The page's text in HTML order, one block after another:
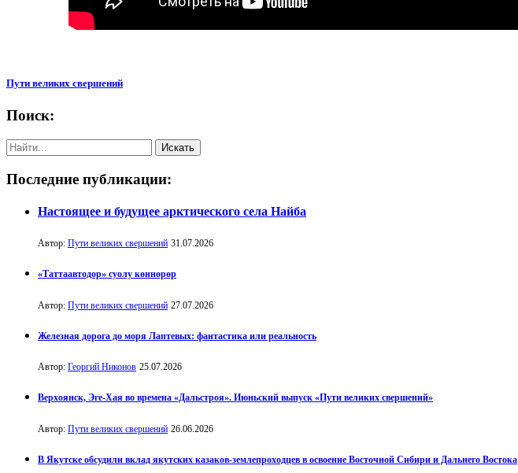
Пути великих свершений
Поиск:
Последние публикации:
Настоящее и будущее арктического села Найба
Автор: Пути великих свершений 31.07.2026
«Таттаавтодор» суолу көннөрөр
Автор: Пути великих свершений 27.07.2026
Железная дорога до моря Лаптевых: фантастика или реальность
Автор: Георгий Никонов 25.07.2026
Верхоянск, Эге-Хая во времена «Дальстроя». Июньский выпуск «Пути великих свершений»
Автор: Пути великих свершений 26.06.2026
В Якутске обсудили вклад якутских казаков-землепроходцев в освоение Восточной Сибири и Дальнего Востока